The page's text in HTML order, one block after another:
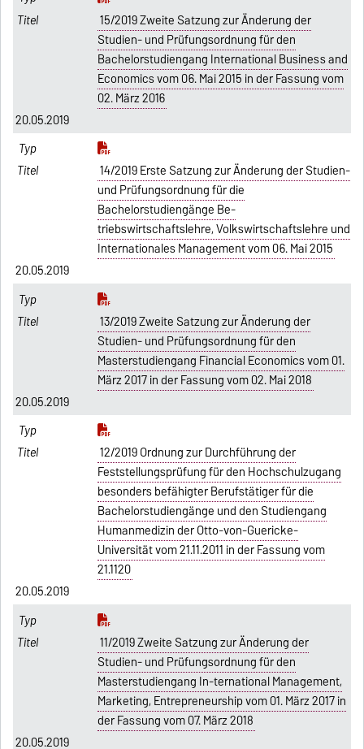
15/2019 Zweite Satzung zur Änderung der
Studien- und Prüfungsordnung für den
Bachelorstudiengang International Business and
Economics vom 06. Mai 2015 in der Fassung vom
02. März 2016
20.05.2019
14/2019 Erste Satzung zur Änderung der Studien-
und Prüfungsordnung für die
Bachelorstudiengänge Be-
triebswirtschaftslehre, Volkswirtschaftslehre und
Internationales Management vom 06. Mai 2015
20.05.2019
13/2019 Zweite Satzung zur Änderung der
Studien- und Prüfungsordnung für den
Masterstudiengang Financial Economics vom 01.
März 2017 in der Fassung vom 02. Mai 2018
20.05.2019
12/2019 Ordnung zur Durchführung der
Feststellungsprüfung für den Hochschulzugang
besonders befähigter Berufstätiger für die
Bachelorstudiengänge und den Studiengang
Humanmedizin der Otto-von-Guericke-
Universität vom 21.11.2011 in der Fassung vom
21.1120
20.05.2019
11/2019 Zweite Satzung zur Änderung der
Studien- und Prüfungsordnung für den
Masterstudiengang In-ternational Management,
Marketing, Entrepreneurship vom 01. März 2017 in
der Fassung vom 07. März 2018
20.05.2019